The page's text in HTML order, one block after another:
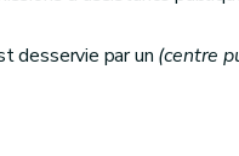
desservie par un (centre